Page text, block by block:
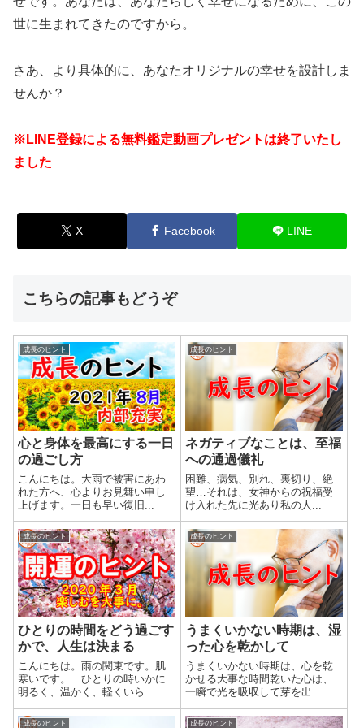
世に生まれてきたのですから。
さあ、より具体的に、あなたオリジナルの幸せを設計しま
せんか？
※LINE登録による無料鑑定動画プレゼントは終了いたし
ました
X Facebook LINE
こちらの記事もどうぞ
成長のヒント
心と身体を最高にする一日
の過ごし方
こんにちは。大雨で被害にあわ
れた方へ、心よりお見舞い申し
上げます。一日も早い復旧...
成長のヒント
ネガティブなことは、至福
への通過儀礼
困難、病気、別れ、裏切り、絶
望…それは、女神からの祝福受
け入れた先に光あり私の人...
成長のヒント
ひとりの時間をどう過ごす
かで、人生は決まる
こんにちは。雨の関東です。肌
寒いです。 ひとりの時いかに
明るく、温かく、軽くいら...
成長のヒント
うまくいかない時期は、湿
った心を乾かして
うまくいかない時期は、心を乾
かせる大事な時間乾いた心は、
一瞬で光を吸収して芽を出...
成長のヒント 成長のヒント